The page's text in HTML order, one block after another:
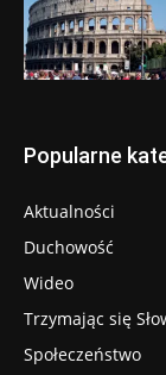
Popularne
Aktualności
Duchowość
Wideo
Trzymając się
Społeczeństwo